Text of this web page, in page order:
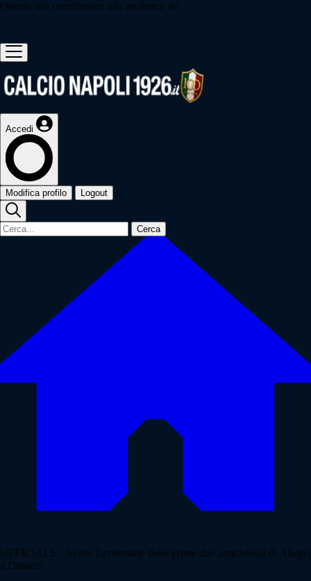
Questo sito contribuisce alla audience de
Accedi
Modifica profilo Logout
Cerca
UFFICIALE - Scelte l'avversarie delle prime due amichevoli di Allegri
a Dimaro!